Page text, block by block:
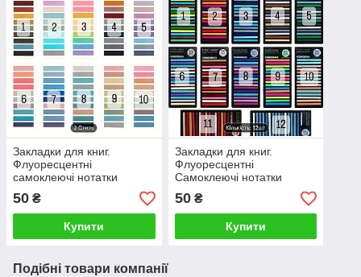
Закладки для книг.
Флуоресцентні
самоклеючі нотатки
50 ₴
Купити
Закладки для книг.
Флуоресцентні
Самоклеючі нотатки
50₴
Купити
Подібні товари компанії